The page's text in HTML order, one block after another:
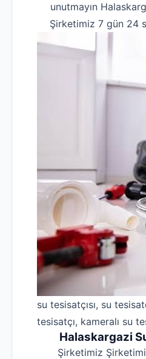
unutmayın
Şirketimiz 7 gün 24
su tesisatçısı, su
tesisatçı, kameralı su
Halaskargazi
Şirketimiz